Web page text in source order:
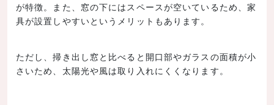
が特徴。また、窓の下にはスペースが空いているため、家
具が設置しやすいというメリットもあります。
ただし、掃き出し窓と比べると開口部やガラスの面積が小
さいため、太陽光や風は取り入れにくくなります。